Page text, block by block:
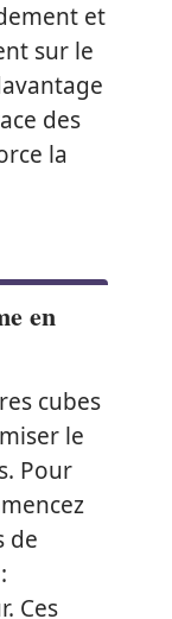
et
sur le
des
la
en
cubes
le
Pour
de
Ces